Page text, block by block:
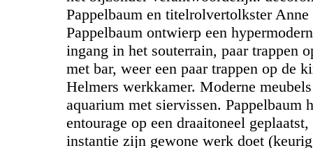
Pappelbaum en titelrolvertolkster Anne
Pappelbaum ontwierp een
ingang in het souterrain, paar trappen
met bar, weer een paar trappen op de
Helmers werkkamer. Moderne
aquarium met siervissen. Pappelbaum
entourage op een draaitoneel
instantie zijn gewone werk doet